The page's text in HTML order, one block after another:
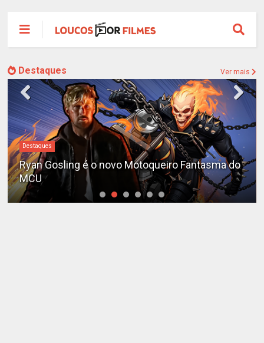
Destaques Ver mais
Destaques
Ryan Gosling é o novo Motoqueiro Fantasma do
MCU